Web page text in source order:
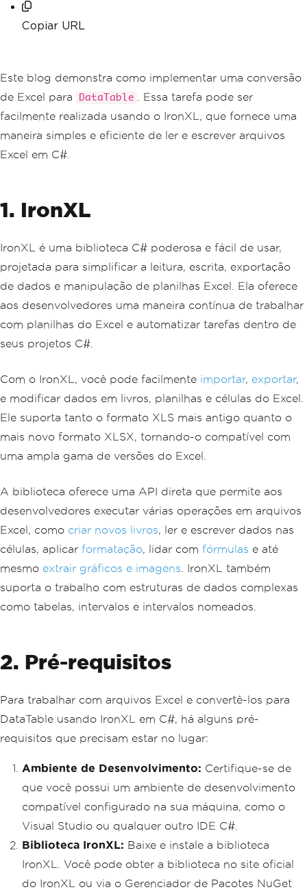
Copiar URL
Este blog demonstra como implementar uma conversão
de Excel para
DataTable
. Essa tarefa pode ser
facilmente realizada usando o IronXL, que fornece uma
maneira simples e eficiente de ler e escrever arquivos
Excel em C#.
1. IronXL
IronXL é uma biblioteca C# poderosa e fácil de usar,
projetada para simplificar a leitura, escrita, exportação
de dados e manipulação de planilhas Excel. Ela oferece
aos desenvolvedores uma maneira contínua de trabalhar
com planilhas do Excel e automatizar tarefas dentro de
seus projetos C#.
Com o IronXL, você pode facilmente importar, exportar,
e modificar dados em livros, planilhas e células do Excel.
Ele suporta tanto o formato XLS mais antigo quanto o
mais novo formato XLSX, tornando-o compatível com
uma ampla gama de versões do Excel.
A biblioteca oferece uma API direta que permite aos
desenvolvedores executar várias operações em arquivos
Excel, como criar novos livros, ler e escrever dados nas
células, aplicar formatação, lidar com fórmulas e até
mesmo extrair gráficos e imagens . IronXL também
suporta o trabalho com estruturas de dados complexas
como tabelas, intervalos e intervalos nomeados.
2. Pré-requisitos
Para trabalhar com arquivos Excel e convertê-los para
DataTable usando IronXL em C#, há alguns pré-
requisitos que precisam estar no lugar:
Ambiente de Desenvolvimento: Certifique-se de
que você possui um ambiente de desenvolvimento
compatível configurado na sua máquina, como o
Visual Studio ou qualquer outro IDE C#.
Biblioteca IronXL: Baixe e instale a biblioteca
IronXL. Você pode obter a biblioteca no site oficial
do IronXL ou via o Gerenciador de Pacotes NuGet